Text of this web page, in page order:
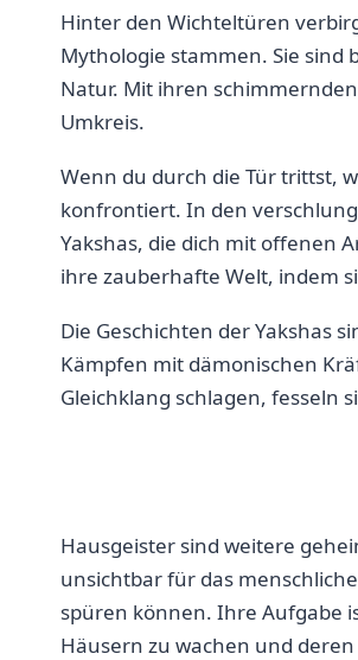
Hinter den Wichteltüren‍
Mythologie stammen. ⁤Sie⁢
Natur. Mit ihren‌
Umkreis.
Wenn du ⁢durch die‌ Tür ⁣trittst,
konfrontiert. In den
Yakshas, die dich mit offenen
ihre zauberhafte Welt,⁢ indem⁢
Die Geschichten der Yakshas
Kämpfen ⁣mit dämonischen
Gleichklang ​schlagen, fesseln
Hausgeister sind weitere
⁢unsichtbar für das
spüren können. Ihre Aufgabe
Häusern zu wachen und